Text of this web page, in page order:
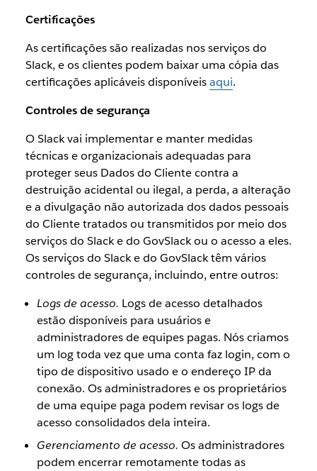
Certificações
As certificações são realizadas nos serviços do
Slack, e os clientes podem baixar uma cópia das
certificações aplicáveis disponíveisaqui.
Controles de segurança
O Slack vai implementar e manter medidas
técnicas e organizacionais adequadas para
proteger seus Dados do Cliente contra a
destruição acidental ou ilegal, a perda, a alteração
e a divulgação não autorizada dos dados pessoais
do Cliente tratados ou transmitidos por meio dos
serviços do Slack e do GovSlack ou o acesso a eles.
Os serviços do Slack e do GovSlack têm vários
controles de segurança, incluindo, entre outros:
Logs de acesso. Logs de acesso detalhados
estão disponíveis para usuários e
administradores de equipes pagas. Nós criamos
um log toda vez que uma conta faz login, com o
tipo de dispositivo usado e o endereço IP da
conexão. Os administradores e os proprietários
de uma equipe paga podem revisar os logs de
acesso consolidados dela inteira.
Gerenciamento de acesso. Os administradores
podem encerrar remotamente todas as